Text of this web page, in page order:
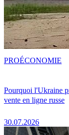
Pourquoi l'Ukraine
vente en ligne russe
30.07.2026
PROÉCONOMIE